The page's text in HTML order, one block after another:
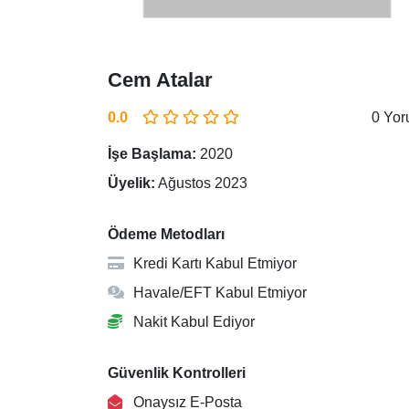
Cem Atalar
0.0 0
İşe Başlama: 2020
Üyelik: Ağustos 2023
Ödeme Metodları
Kredi Kartı Kabul Etmiyor
Havale/EFT Kabul Etmiyor
Nakit Kabul Ediyor
Güvenlik Kontrolleri
Onaysız E-Posta